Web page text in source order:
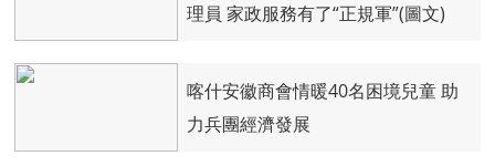
理員 家政服務有了“正規軍”(圖文)
喀什安徽商會情暖40名困境兒童 助
力兵團經濟發展